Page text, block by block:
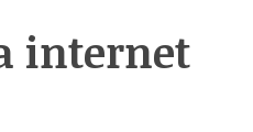
internet